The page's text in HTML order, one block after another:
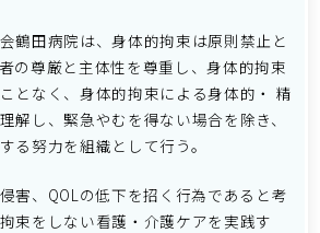
鶴田病院は、身体的拘束は原則禁止と
の尊厳と主体性を尊重し、身体的拘束
となく、身体的拘束による身体的・ 精
解し、緊急やむを得ない場合を除き、
る努力を組織として行う。
害、QOLの低下を招く行為であると考
束をしない看護・介護ケアを実践す